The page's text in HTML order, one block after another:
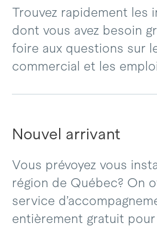
Trouvez rapidement les
dont vous avez besoin
foire aux questions sur
commercial et les
Nouvel arrivant
Vous prévoyez vous
région de Québec? On
service
entièrement gratuit